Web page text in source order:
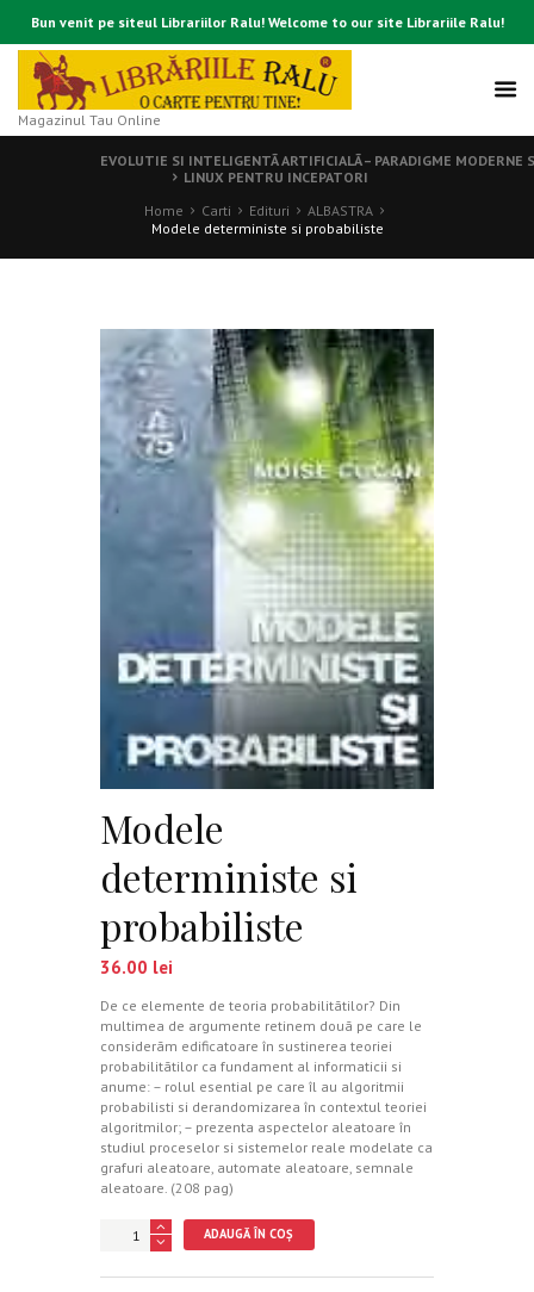
Bun venit pe siteul Librariilor Ralu! Welcome to our site Librariile Ralu!
Magazinul Tau Online
EVOLUTIE SI INTELIGENTÃ ARTIFICIALÃ – PARADIGME MODERNE
LINUX PENTRU INCEPATORI
Home
Carti Edituri
ALBASTRA
Modele deterministe si probabiliste
Modele
deterministe si
probabiliste
36.00 lei
De ce elemente de teoria probabilitãtilor? Din
multimea de argumente retinem douã pe care le
considerãm edificatoare în sustinerea teoriei
probabilitãtilor ca fundament al informaticii si
anume: – rolul esential pe care îl au algoritmii
probabilisti si derandomizarea în contextul teoriei
algoritmilor; – prezenta aspectelor aleatoare în
studiul proceselor si sistemelor reale modelate ca
grafuri aleatoare, automate aleatoare, semnale
aleatoare. (208 pag)
Cantitate
ADAUGĂ ÎN COȘ